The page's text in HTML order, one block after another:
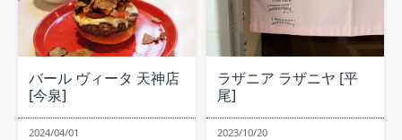
バール ヴィータ 天神店
[今泉]
2024/04/01
ラザニア ラザニヤ [平
尾]
2023/10/20